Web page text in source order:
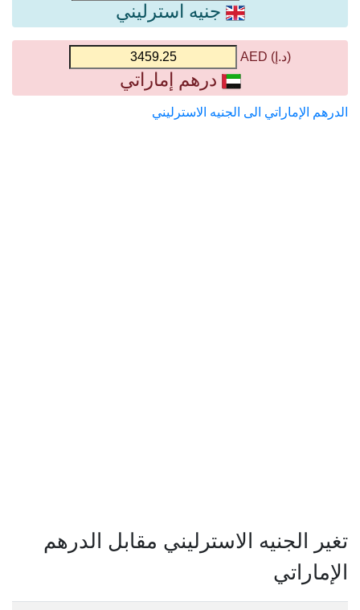
جنيه استرليني
(د.إ) AED
درهم إماراتي
الدرهم الإماراتي الى الجنيه الاسترليني
تغير الجنيه الاسترليني مقابل الدرهم
الإماراتي